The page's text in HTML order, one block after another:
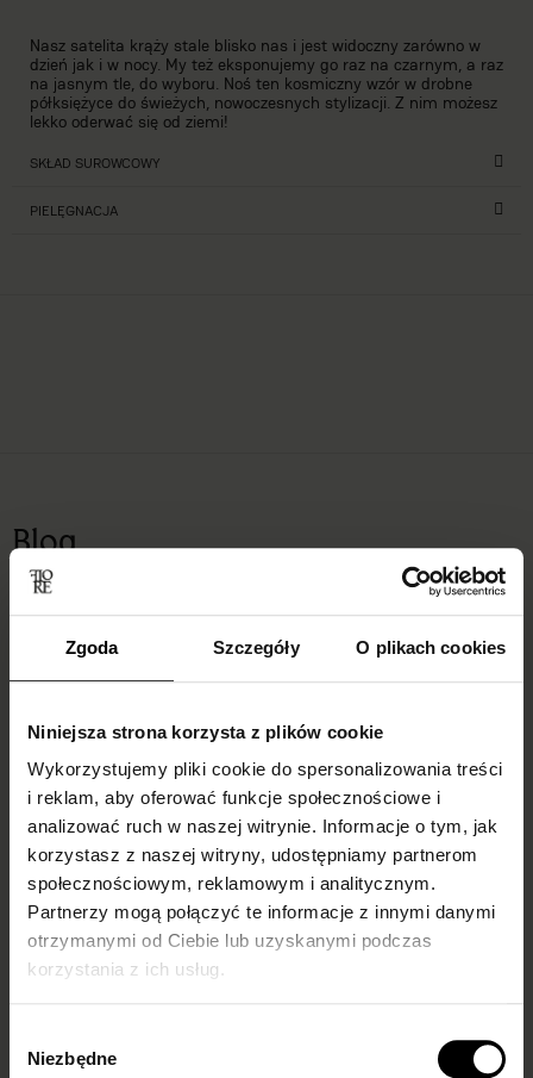
Zgoda Szczegóły O plikach cookies
Niniejsza strona korzysta z plików cookie
Wykorzystujemy pliki cookie do spersonalizowania treści
i reklam, aby oferować funkcje społecznościowe i
analizować ruch w naszej witrynie. Informacje o tym, jak
korzystasz z naszej witryny, udostępniamy partnerom
społecznościowym, reklamowym i analitycznym.
Partnerzy mogą połączyć te informacje z innymi danymi
otrzymanymi od Ciebie lub uzyskanymi podczas
korzystania z ich usług.
zgody
Niezbędne
Nasz satelita krąży stale blisko nas i jest widoczny zarówno w
dzień jak i w nocy. My też eksponujemy go raz na czarnym, a raz
na jasnym tle, do wyboru. Noś ten kosmiczny wzór w drobne
półksiężyce do świeżych, nowoczesnych stylizacji. Z nim możesz
lekko oderwać się od ziemi!
SKŁAD SUROWCOWY
PIELĘGNACJA
Blog
Skarpetki do
mokasynów
damskich –
inspiracje i trendy
Podpowiadamy, jakie
Do czego ubrać
kabaretki i jak je
nosić?
Podpowiadamy!
jak je nosić, by wyglądać
stylowo? Sprawdź nasze